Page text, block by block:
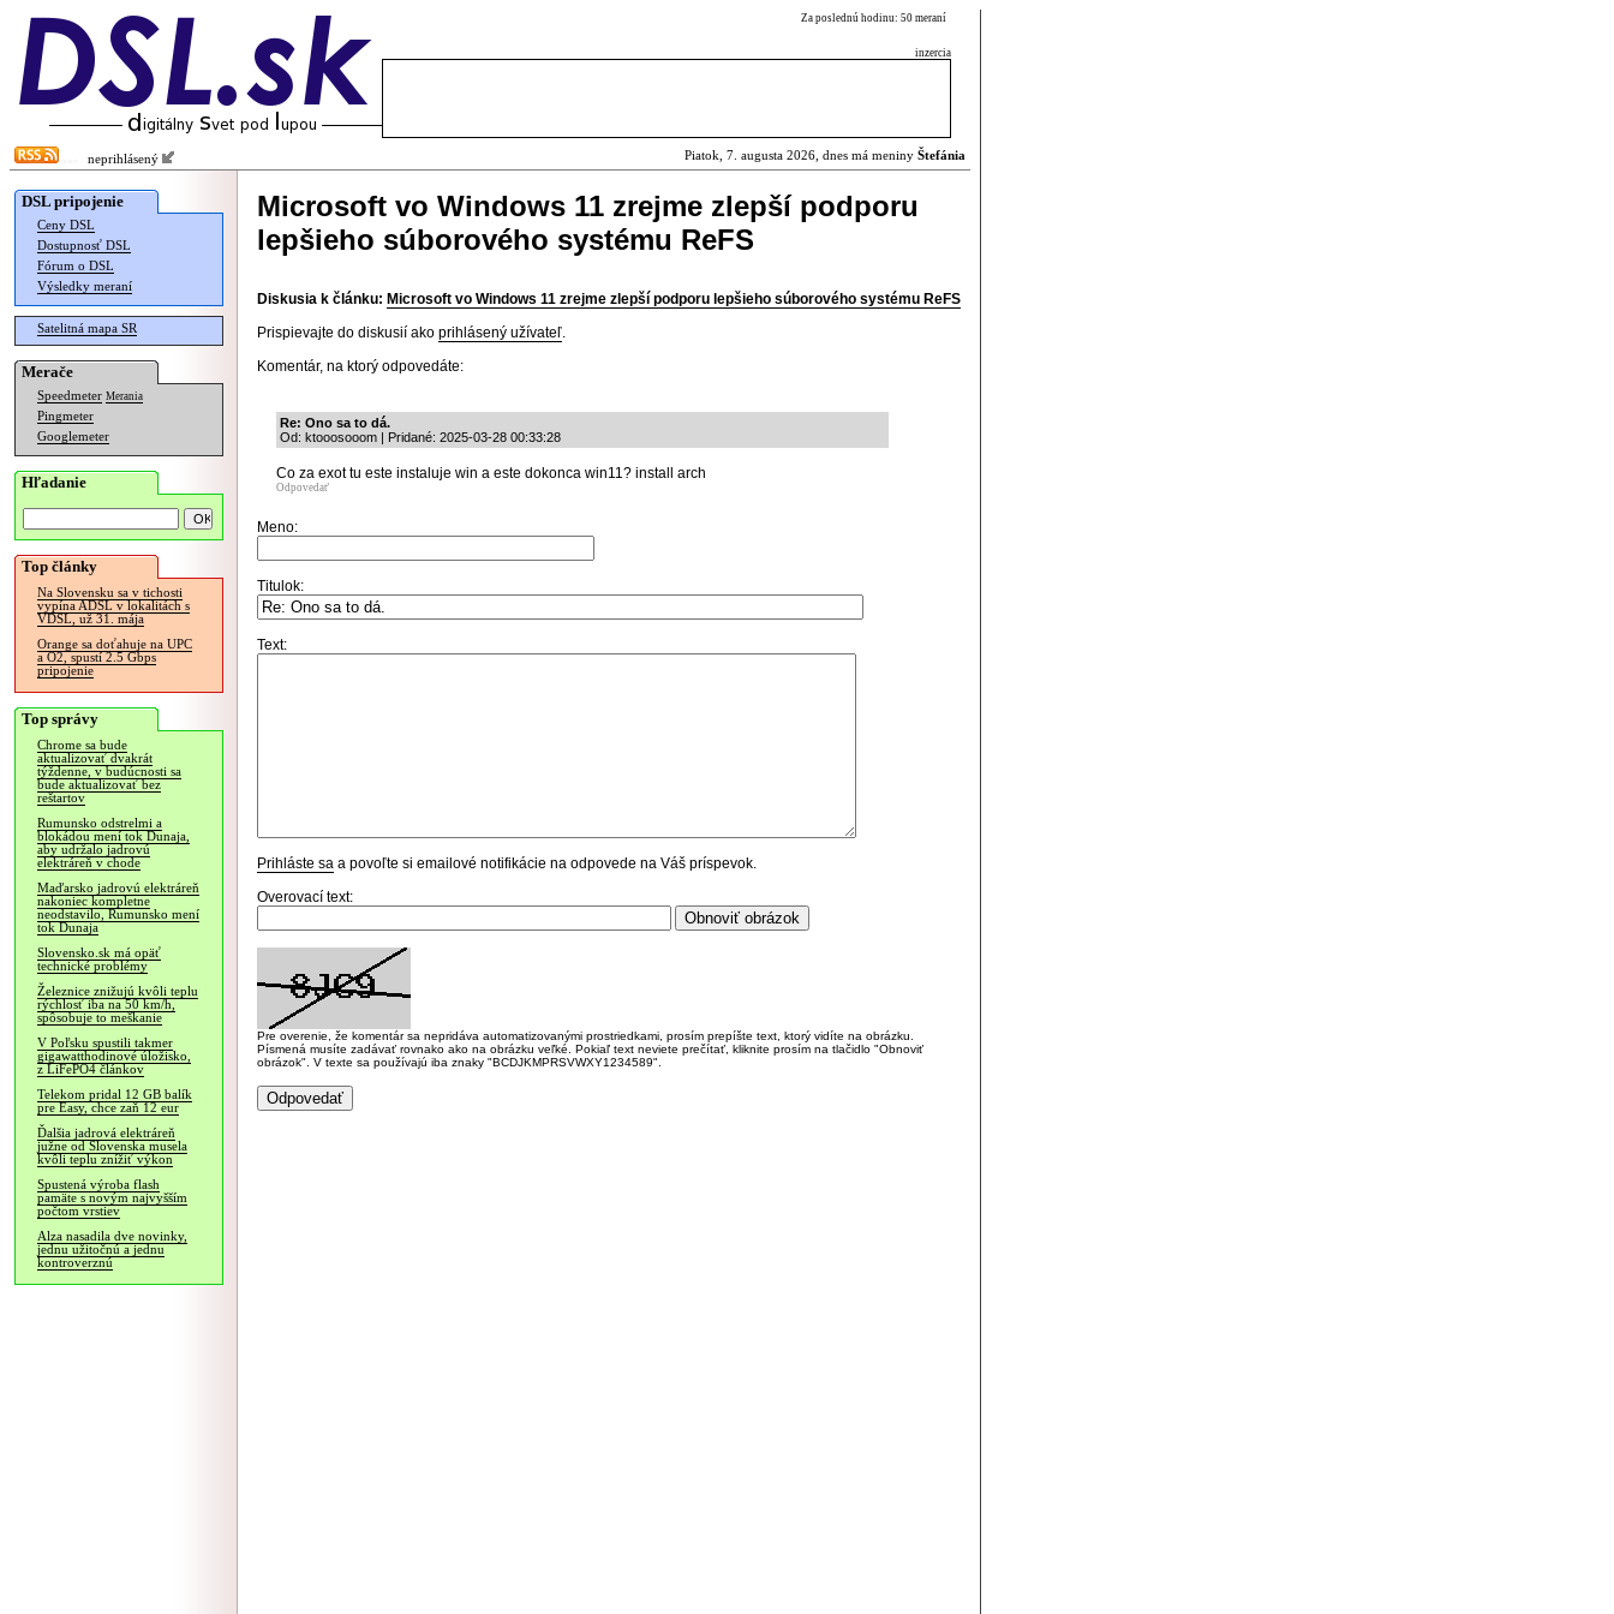
Za poslednú hodinu: 50 meraní
inzercia
neprihlásený Piatok, 7. augusta 2026, dnes má meniny Štefánia
DSL pripojenie
Ceny DSL
Dostupnosť DSL
Fórum o DSL
Výsledky meraní
Satelitná mapa SR
Merače
Speedmeter Merania
Pingmeter
Googlemeter
Hľadanie
Top články
Na Slovensku sa v tichosti
vypína ADSL v lokalitách s
VDSL, už 31. mája
Orange sa doťahuje na UPC
a O2, spustí 2.5 Gbps
pripojenie
Top správy
Chrome sa bude
aktualizovať dvakrát
týždenne, v budúcnosti sa
bude aktualizovať bez
reštartov
Rumunsko odstrelmi a
blokádou mení tok Dunaja,
aby udržalo jadrovú
elektráreň v chode
Maďarsko jadrovú elektráreň
nakoniec kompletne
neodstavilo, Rumunsko mení
tok Dunaja
Slovensko.sk má opäť
technické problémy
Železnice znižujú kvôli teplu
rýchlosť iba na 50 km/h,
spôsobuje to meškanie
V Poľsku spustili takmer
gigawatthodinové úložisko,
z LiFePO4 článkov
Telekom pridal 12 GB balík
pre Easy, chce zaň 12 eur
Ďalšia jadrová elektráreň
južne od Slovenska musela
kvôli teplu znížiť výkon
Spustená výroba flash
pamäte s novým najvyšším
počtom vrstiev
Alza nasadila dve novinky,
jednu užitočnú a jednu
kontroverznú
Microsoft vo Windows 11 zrejme zlepší podporu
lepšieho súborového systému ReFS
Diskusia k článku: Microsoft vo Windows 11 zrejme zlepší podporu lepšieho súborového systému ReFS
Prispievajte do diskusií ako prihlásený užívateľ.
Komentár, na ktorý odpovedáte:
Re: Ono sa to dá.
Od: ktooosooom | Pridané: 2025-03-28 00:33:28
Co za exot tu este instaluje win a este dokonca win11? install arch
Odpovedať
Meno:
Titulok:
Text:
Prihláste sa a povoľte si emailové notifikácie na odpovede na Váš príspevok.
Overovací text:
Pre overenie, že komentár sa nepridáva automatizovanými prostriedkami, prosím prepíšte text, ktorý vidíte na obrázku.
Písmená musíte zadávať rovnako ako na obrázku veľké. Pokiaľ text neviete prečítať, kliknite prosím na tlačidlo "Obnoviť
obrázok". V texte sa používajú iba znaky "BCDJKMPRSVWXY1234589".